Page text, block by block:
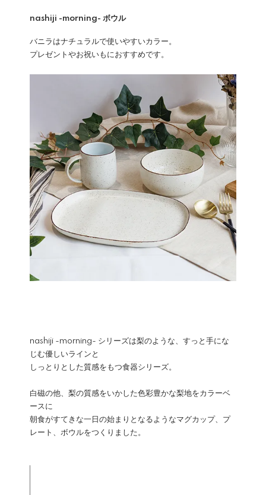
nashiji -morning- ボウル
バニラはナチュラルで使いやすいカラー。
プレゼントやお祝いもにおすすめです。
nashiji -morning- シリーズは梨のような、すっと手にな
じむ優しいラインと
しっとりとした質感をもつ食器シリーズ。
白磁の他、梨の質感をいかした色彩豊かな梨地をカラーベ
ースに
朝食がすてきな一日の始まりとなるようなマグカップ、プ
レート、ボウルをつくりました。